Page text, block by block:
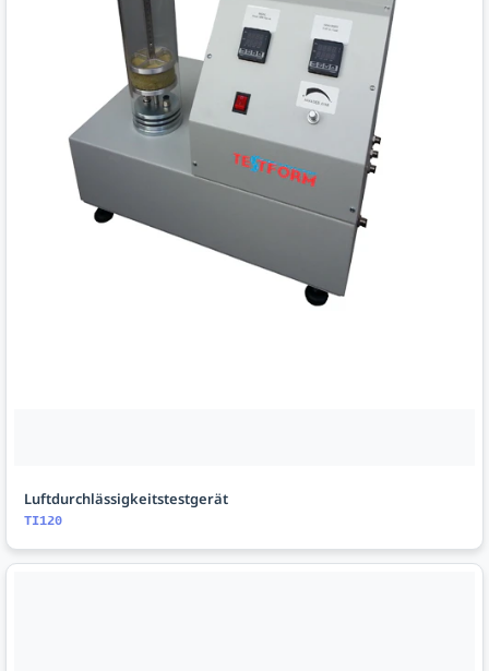
Luftdurchlässigkeitstestgerät
TI120